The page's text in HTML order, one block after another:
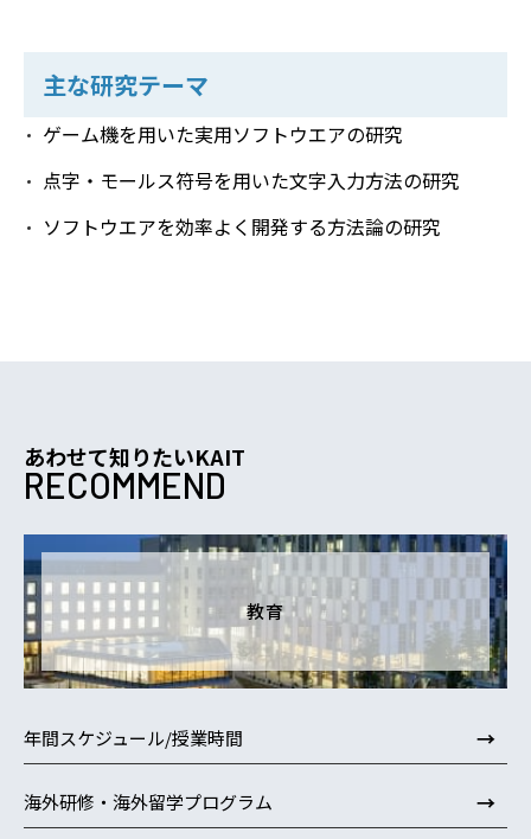
主な研究テーマ
ゲーム機を用いた実用ソフトウエアの研究
点字・モールス符号を用いた文字入力方法の研究
ソフトウエアを効率よく開発する方法論の研究
あわせて知りたいKAIT
RECOMMEND
教育
年間スケジュール/授業時間 →
海外研修・海外留学プログラム →